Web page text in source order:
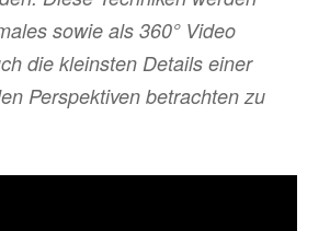
sowie als 360° Video
die kleinsten Details einer
Perspektiven betrachten zu